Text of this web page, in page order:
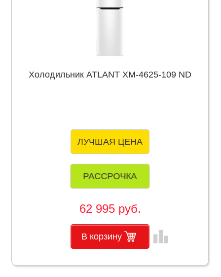
Холодильник ATLANT ХМ-4625-109 ND
ЛУЧШАЯ ЦЕНА
РАССРОЧКА
62 995 руб.
В корзину leaderboard